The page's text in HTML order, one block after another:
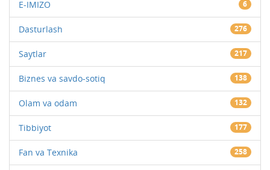
E-IMIZO 6
Dasturlash 276
Saytlar 217
Biznes va savdo-sotiq 138
Olam va odam 132
Tibbiyot 177
Fan va Texnika 258